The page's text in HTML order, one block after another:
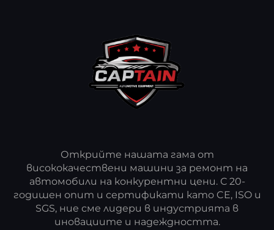
Открийте нашата гама от
висококачествени машини за ремонт на
автомобили на конкурентни цени. С 20-
годишен опит и сертификати като CE, ISO и
SGS, ние сме лидери в индустрията в
иновациите и надеждността.